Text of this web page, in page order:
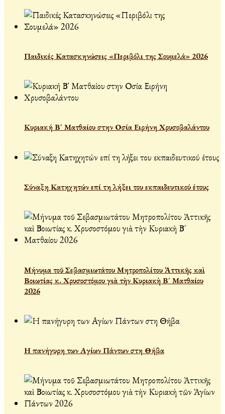
Παιδικές Κατασκηνώσεις «Περιβόλι της Σουμελά» 2026
Κυριακή Β' Ματθαίου στην Οσία Ειρήνη Χρυσοβαλάντου
Σύναξη Κατηχητών επί τη λήξει του εκπαιδευτικού έτους
Μήνυμα τοῦ Σεβασμιωτάτου Μητροπολίτου Ἀττικῆς καὶ
Βοιωτίας κ. Χρυσοστόμου γιὰ τὴν Κυριακὴ Β´ Ματθαίου
2026
Η πανήγυρη των Αγίων Πάντων στη Θήβα